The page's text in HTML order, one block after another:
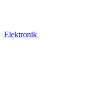
Elektronik